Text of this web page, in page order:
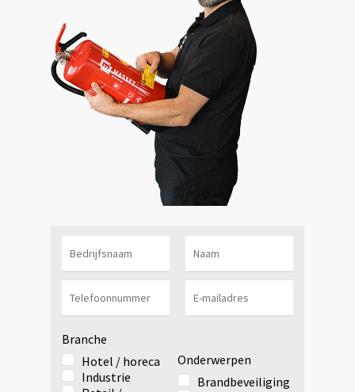
Branche
Hotel / horeca
Industrie
Onderwerpen
Brandbeveiliging